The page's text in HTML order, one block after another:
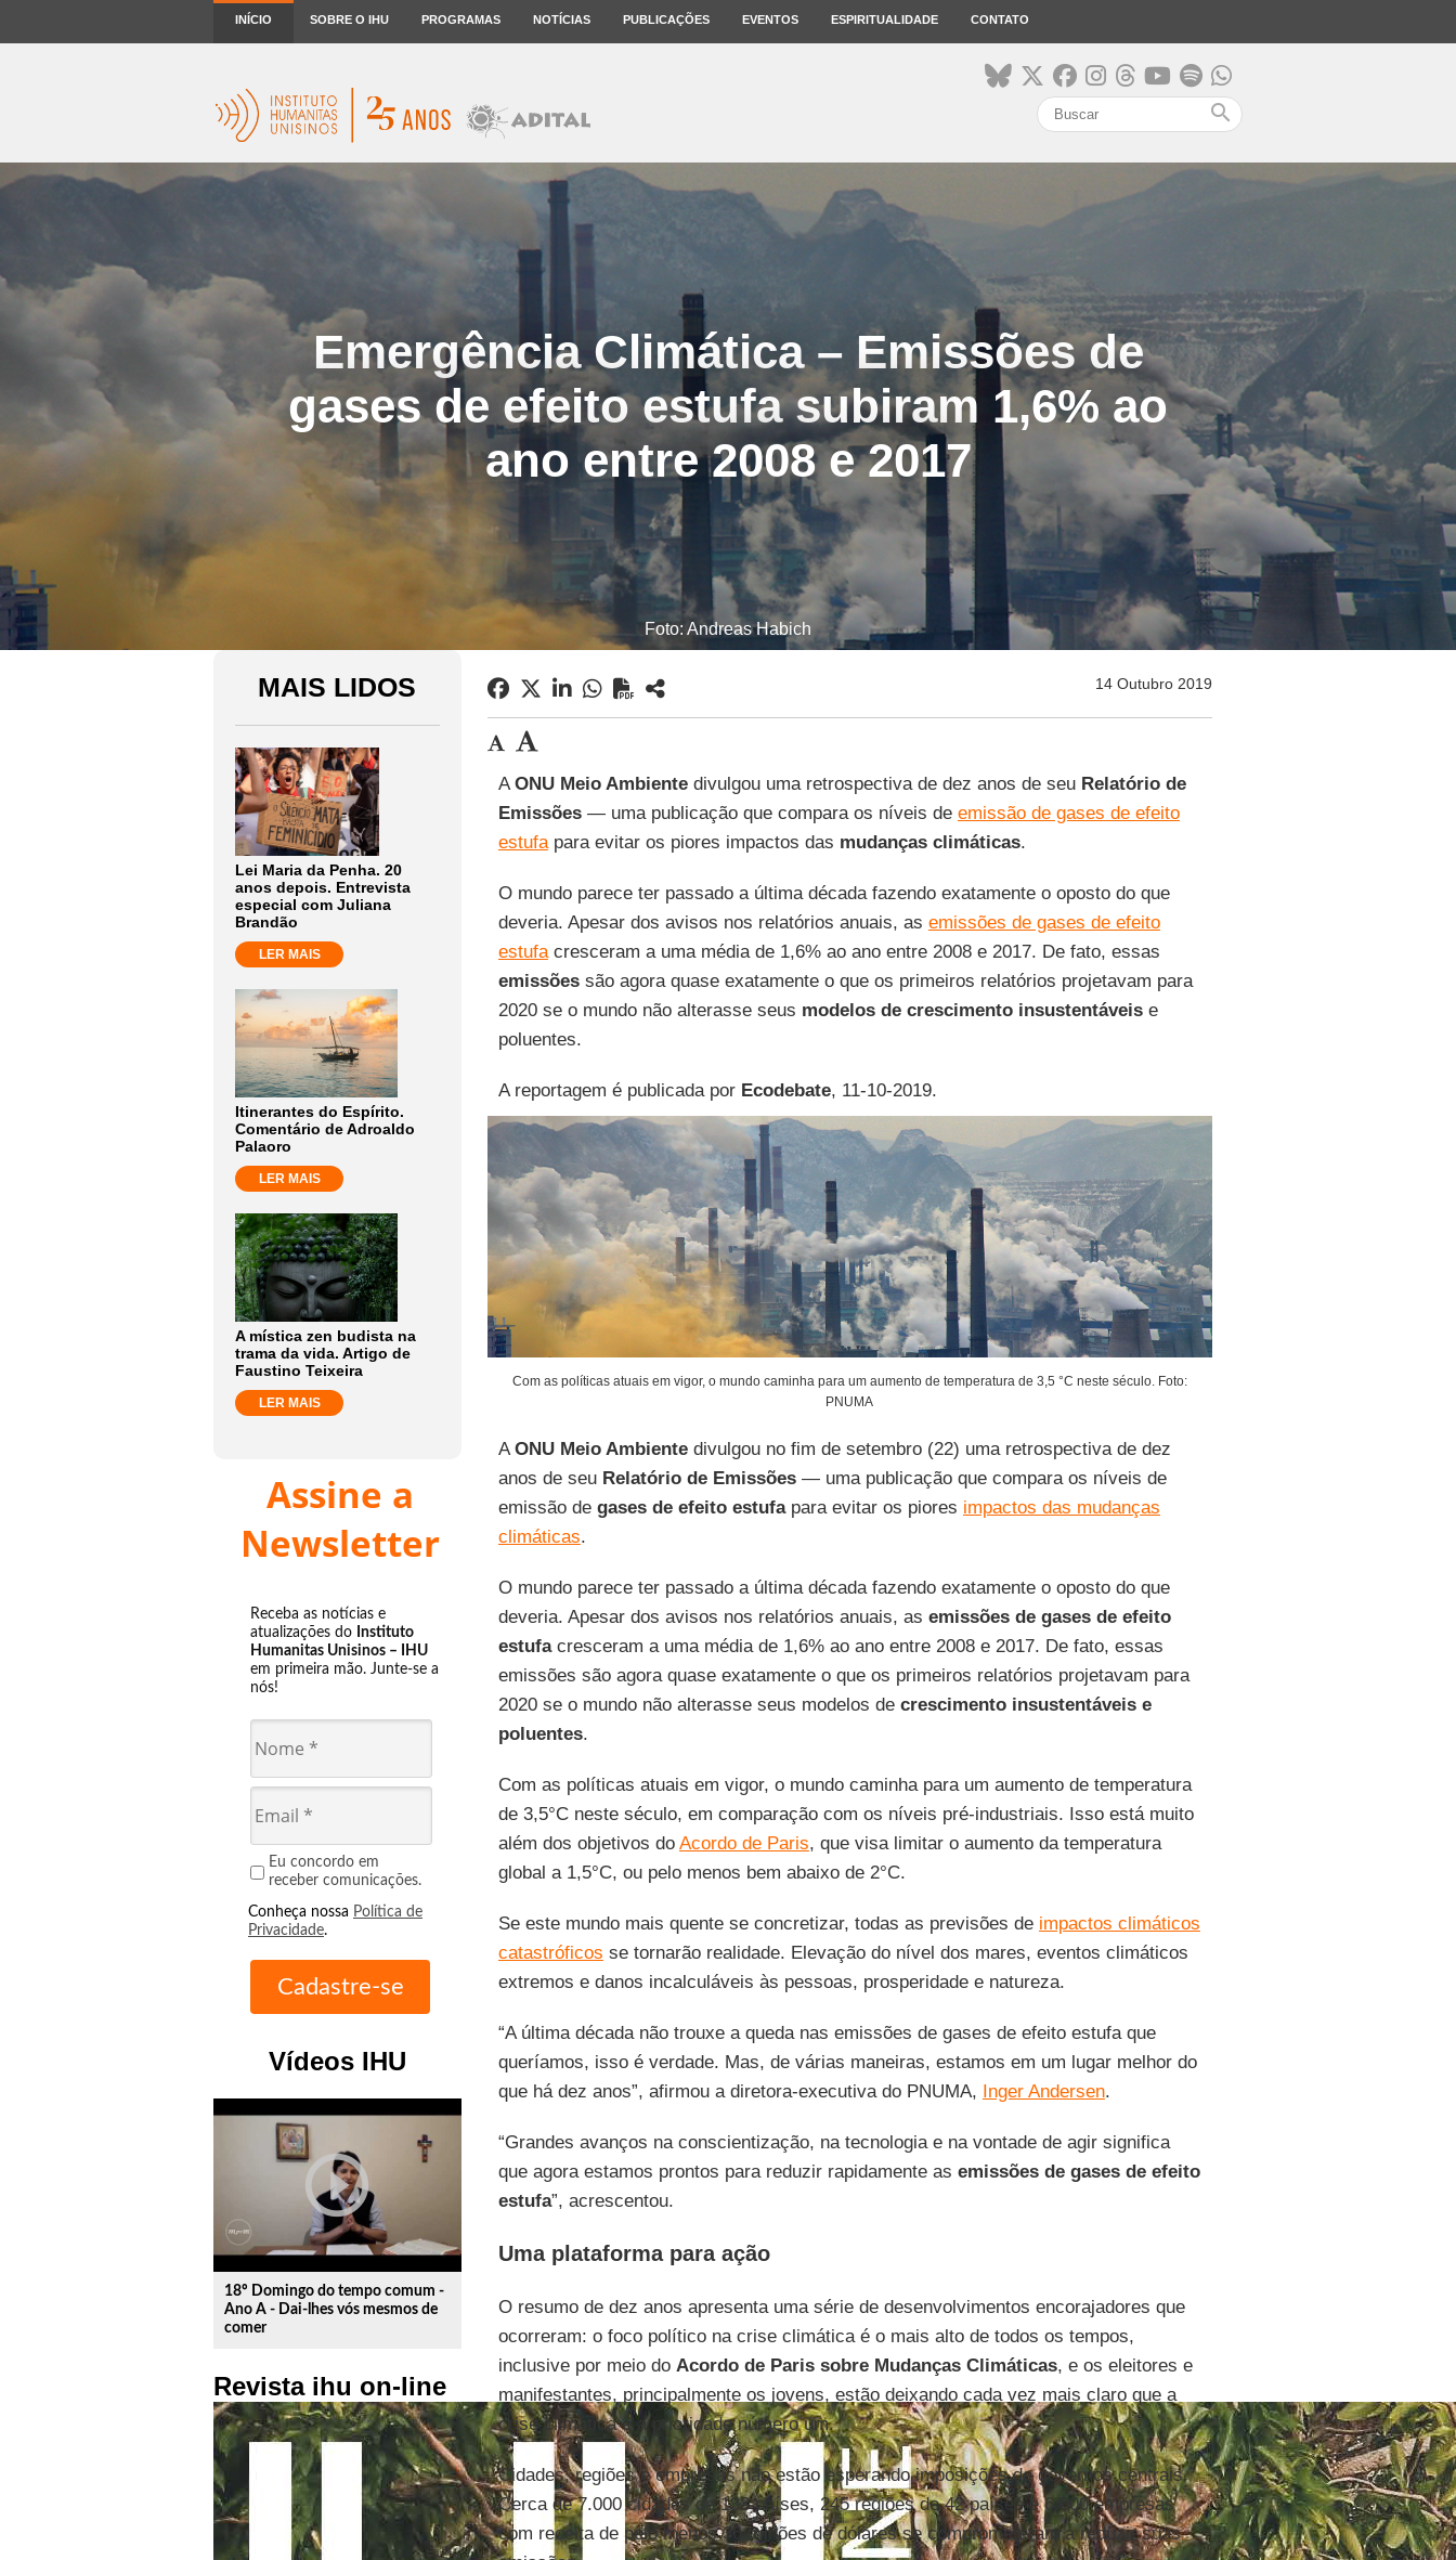
INÍCIO SOBRE O IHU PROGRAMAS NOTÍCIAS PUBLICAÇÕES EVENTOS ESPIRITUALIDADE CONTATO
search
Emergência Climática – Emissões de
gases de efeito estufa subiram 1,6% ao
ano entre 2008 e 2017
Foto: Andreas Habich
MAIS LIDOS
Lei Maria da Penha. 20
anos depois. Entrevista
especial com Juliana
Brandão
LER MAIS
Itinerantes do Espírito.
Comentário de Adroaldo
Palaoro
LER MAIS
A mística zen budista na
trama da vida. Artigo de
Faustino Teixeira
LER MAIS
Assine a
Newsletter
Receba as notícias e
atualizações do Instituto
Humanitas Unisinos – IHU
em primeira mão. Junte-se a
nós!
Eu concordo em
receber comunicações.
Conheça nossa Política de
Privacidade.
Vídeos IHU
play_circle_outline
18º Domingo do tempo comum -
Ano A - Dai-lhes vós mesmos de
comer
Revista ihu on-line
14 Outubro 2019
AONU Meio Ambientedivulgou uma retrospectiva de dez anos de seu Relatório de
Emissões— uma publicação que compara os níveis de emissão de gases de efeito
estufapara evitar os piores impactos das mudanças climáticas.
O mundo parece ter passado a última década fazendo exatamente o oposto do que
deveria. Apesar dos avisos nos relatórios anuais, as emissões de gases de efeito
estufacresceram a uma média de 1,6% ao ano entre 2008 e 2017. De fato, essas
emissõessão agora quase exatamente o que os primeiros relatórios projetavam para
2020 se o mundo não alterasse seus modelos de crescimento insustentáveise
poluentes.
A reportagem é publicada por Ecodebate, 11-10-2019.
Com as políticas atuais em vigor, o mundo caminha para um aumento de temperatura de 3,5 °C neste século. Foto:
PNUMA
AONU Meio Ambientedivulgou no fim de setembro (22) uma retrospectiva de dez
anos de seu Relatório de Emissões— uma publicação que compara os níveis de
emissão de gases de efeito estufapara evitar os piores impactos das mudanças
climáticas.
O mundo parece ter passado a última década fazendo exatamente o oposto do que
deveria. Apesar dos avisos nos relatórios anuais, as emissões de gases de efeito
estufacresceram a uma média de 1,6% ao ano entre 2008 e 2017. De fato, essas
emissões são agora quase exatamente o que os primeiros relatórios projetavam para
2020 se o mundo não alterasse seus modelos de crescimento insustentáveis e
poluentes.
Com as políticas atuais em vigor, o mundo caminha para um aumento de temperatura
de 3,5°C neste século, em comparação com os níveis pré-industriais. Isso está muito
além dos objetivos do Acordo de Paris, que visa limitar o aumento da temperatura
global a 1,5°C, ou pelo menos bem abaixo de 2°C.
Se este mundo mais quente se concretizar, todas as previsões de impactos climáticos
catastróficos se tornarão realidade. Elevação do nível dos mares, eventos climáticos
extremos e danos incalculáveis às pessoas, prosperidade e natureza.
“A última década não trouxe a queda nas emissões de gases de efeito estufa que
queríamos, isso é verdade. Mas, de várias maneiras, estamos em um lugar melhor do
que há dez anos”, afirmou a diretora-executiva do PNUMA, Inger Andersen.
“Grandes avanços na conscientização, na tecnologia e na vontade de agir significa
que agora estamos prontos para reduzir rapidamente as emissões de gases de efeito
estufa”, acrescentou.
Uma plataforma para ação
O resumo de dez anos apresenta uma série de desenvolvimentos encorajadores que
ocorreram: o foco político na crise climática é o mais alto de todos os tempos,
inclusive por meio do Acordo de Paris sobre Mudanças Climáticas, e os eleitores e
manifestantes, principalmente os jovens, estão deixando cada vez mais claro que a
crise climática é a prioridade número um.
Cidades, regiões e empresas não estão esperando imposições de governos centrais.
Cerca de 7.000 cidades de 133 países, 245 regiões de 42 países e 6.000 empresas
com receita de pelo menos 36 trilhões de dólares se comprometeram a reduzir suas